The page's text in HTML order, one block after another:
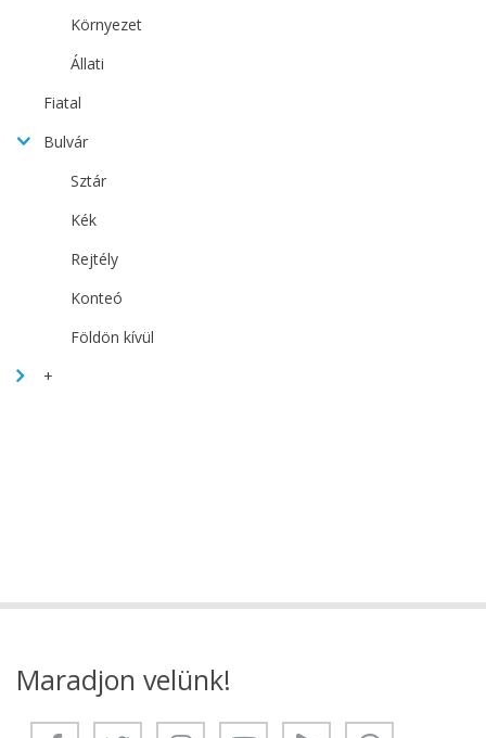
Környezet
Állati
Fiatal
Bulvár
Sztár
Kék
Rejtély
Konteó
Földön kívül
+
Maradjon velünk!